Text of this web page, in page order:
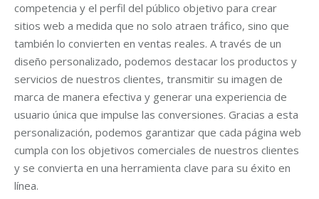
competencia y el perfil del público objetivo para crear
sitios web a medida que no solo atraen tráfico, sino que
también lo convierten en ventas reales. A través de un
diseño personalizado, podemos destacar los productos y
servicios de nuestros clientes, transmitir su imagen de
marca de manera efectiva y generar una experiencia de
usuario única que impulse las conversiones. Gracias a esta
personalización, podemos garantizar que cada página web
cumpla con los objetivos comerciales de nuestros clientes
y se convierta en una herramienta clave para su éxito en
línea.